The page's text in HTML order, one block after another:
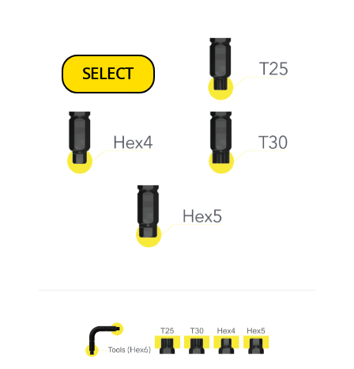
SELECT